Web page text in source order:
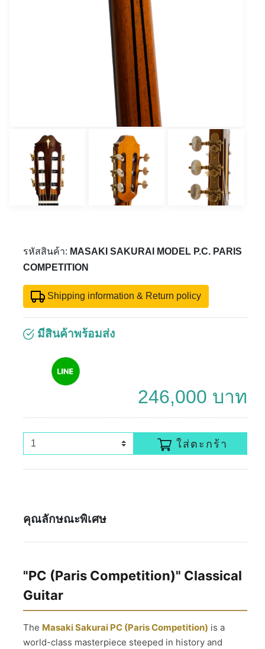
รหัสสินค้า: MASAKI SAKURAI MODEL P.C. PARIS
COMPETITION
Shipping information & Return policy
มีสินค้าพร้อมส่ง
246,000 บาท
ใส่ตะกร้า
คุณลักษณะพิเศษ
"PC (Paris Competition)" Classical
Guitar
The Masaki Sakurai PC (Paris Competition) is a
world-class masterpiece steeped in history and